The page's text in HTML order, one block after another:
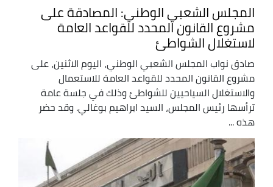
المجلس الشعبي الوطني: المصادقة على
مشروع القانون المحدد للقواعد العامة
لاستغلال الشواطئ
صادق نواب المجلس الشعبي الوطني، اليوم الاثنين، على
مشروع القانون المحدد للقواعد العامة للاستعمال
والاستغلال السياحيين للشواطئ وذلك في جلسة عامة
ترأسها رئيس المجلس، السيد ابراهيم بوغالي. وقد حضر
هذه ...